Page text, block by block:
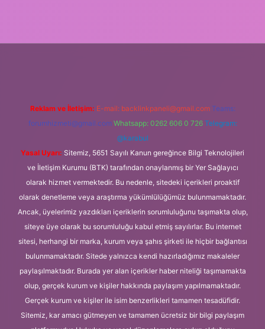
Reklam ve İletişim: E-mail: backlinkpaneli@gmail.com Teams:
forumhizmeti@gmail.com Whatsapp: 0262 606 0 726 Telegram:
@karabul
Yasal Uyarı: Sitemiz, 5651 Sayılı Kanun gereğince Bilgi Teknolojileri
ve İletişim Kurumu (BTK) tarafından onaylanmış bir Yer Sağlayıcı
olarak hizmet vermektedir. Bu nedenle, sitedeki içerikleri proaktif
olarak denetleme veya araştırma yükümlülüğümüz bulunmamaktadır.
Ancak, üyelerimiz yazdıkları içeriklerin sorumluluğunu taşımakta olup,
siteye üye olarak bu sorumluluğu kabul etmiş sayılırlar. Bu internet
sitesi, herhangi bir marka, kurum veya şahıs şirketi ile hiçbir bağlantısı
bulunmamaktadır. Sitede yalnızca kendi hazırladığımız makaleler
paylaşılmaktadır. Burada yer alan içerikler haber niteliği taşımamakta
olup, gerçek kurum ve kişiler hakkında paylaşım yapılmamaktadır.
Gerçek kurum ve kişiler ile isim benzerlikleri tamamen tesadüfidir.
Sitemiz, kar amacı gütmeyen ve tamamen ücretsiz bir bilgi paylaşım